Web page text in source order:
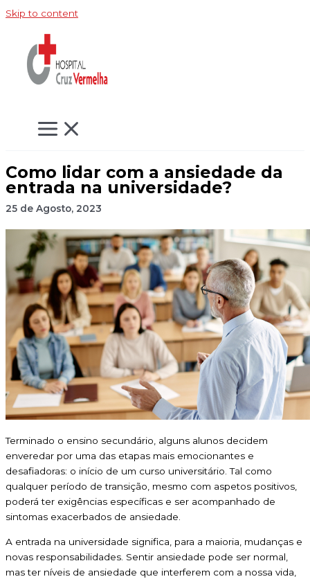
Skip to content
Como lidar com a ansiedade da
entrada na universidade?
25 de Agosto, 2023
Terminado o ensino secundário, alguns alunos decidem
enveredar por uma das etapas mais emocionantes e
desafiadoras: o início de um curso universitário. Tal como
qualquer período de transição, mesmo com aspetos positivos,
poderá ter exigências específicas e ser acompanhado de
sintomas exacerbados de ansiedade.
A entrada na universidade significa, para a maioria, mudanças e
novas responsabilidades. Sentir ansiedade pode ser normal,
mas ter níveis de ansiedade que interferem com a nossa vida,